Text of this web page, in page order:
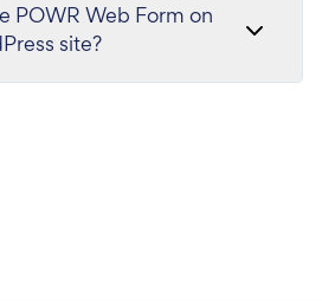
POWR Web Form on
site?